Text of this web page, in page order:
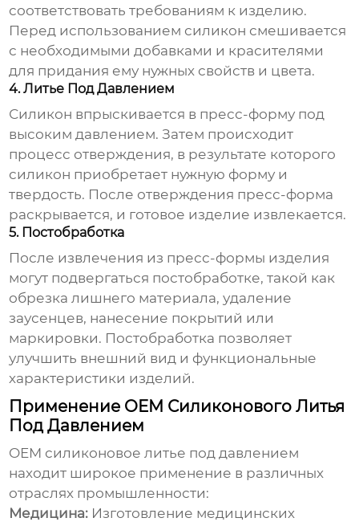
соответствовать требованиям к изделию.
Перед использованием силикон смешивается
с необходимыми добавками и красителями
для придания ему нужных свойств и цвета.
4. Литье Под Давлением
Силикон впрыскивается в пресс-форму под
высоким давлением. Затем происходит
процесс отверждения, в результате которого
силикон приобретает нужную форму и
твердость. После отверждения пресс-форма
раскрывается, и готовое изделие извлекается.
5. Постобработка
После извлечения из пресс-формы изделия
могут подвергаться постобработке, такой как
обрезка лишнего материала, удаление
заусенцев, нанесение покрытий или
маркировки. Постобработка позволяет
улучшить внешний вид и функциональные
характеристики изделий.
Применение OEM Силиконового Литья
Под Давлением
OEM силиконовое литье под давлением
находит широкое применение в различных
отраслях промышленности:
Медицина: Изготовление медицинских